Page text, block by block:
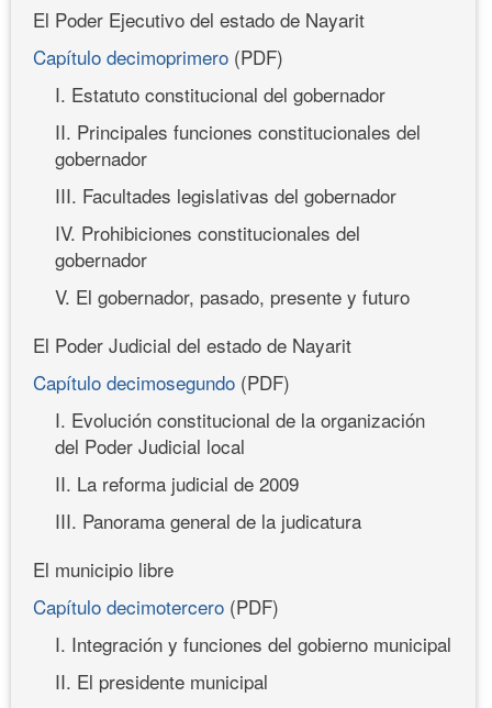
El Poder Ejecutivo del estado de Nayarit
Capítulo decimoprimero (PDF)
I. Estatuto constitucional del gobernador
II. Principales funciones constitucionales del
gobernador
III. Facultades legislativas del gobernador
IV. Prohibiciones constitucionales del
gobernador
V. El gobernador, pasado, presente y futuro
El Poder Judicial del estado de Nayarit
Capítulo decimosegundo (PDF)
I. Evolución constitucional de la organización
del Poder Judicial local
II. La reforma judicial de 2009
III. Panorama general de la judicatura
El municipio libre
Capítulo decimotercero (PDF)
I. Integración y funciones del gobierno municipal
II. El presidente municipal